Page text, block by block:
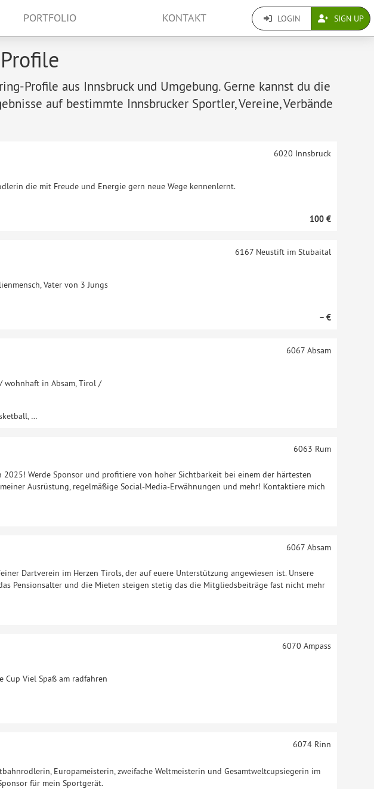
PORTFOLIO KONTAKT LOGIN SIGN UP
Profile aus Innsbruck und Umgebung. Gerne kannst du die
auf bestimmte Innsbrucker Sportler, Vereine, Verbände
die mit Freude und Energie gern neue Wege kennenlernt.
6020 Innsbruck
100 €
Vater von 3 Jungs
6167Neustift im Stubaital
– €
wohnhaft in Absam, Tirol /
6067Absam
…
2025! Werde Sponsor und profitiere von hoher Sichtbarkeit bei einem der härtesten
Ausrüstung, regelmäßige Social-Media-Erwähnungen und mehr! Kontaktiere mich
6063 Rum
Dartverein im Herzen Tirols, der auf euere Unterstützung angewiesen ist. Unsere
Pensionsalter und die Mieten steigen stetig das die Mitgliedsbeiträge fast nicht mehr
6067Absam
Cup Viel Spaß am radfahren
6070 Ampass
Europameisterin, zweifache Weltmeisterin und Gesamtweltcupsiegerin im
für mein Sportgerät.
6074Rinn